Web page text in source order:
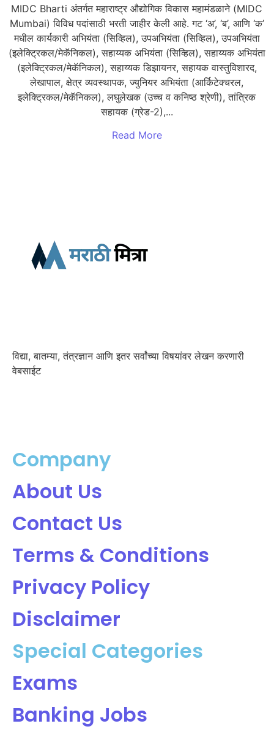
MIDC Bharti अंतर्गत महाराष्ट्र औद्योगिक विकास महामंडळाने (MIDC
Mumbai) विविध पदांसाठी भरती जाहीर केली आहे. गट ‘अ’, ‘ब’, आणि ‘क’
मधील कार्यकारी अभियंता (सिव्हिल), उपअभियंता (सिव्हिल), उपअभियंता
(इलेक्ट्रिकल/मेकॅनिकल), सहाय्यक अभियंता (सिव्हिल), सहाय्यक अभियंता
(इलेक्ट्रिकल/मेकॅनिकल), सहाय्यक डिझायनर, सहायक वास्तुविशारद,
लेखापाल, क्षेत्र व्यवस्थापक, ज्युनियर अभियंता (आर्किटेक्चरल,
इलेक्ट्रिकल/मेकॅनिकल), लघुलेखक (उच्च व कनिष्ठ श्रेणी), तांत्रिक
सहायक (ग्रेड-2),...
Read More
विद्या, बातम्या, तंत्रज्ञान आणि इतर सर्वांच्या विषयांवर लेखन करणारी
वेबसाईट
Company
About Us
Contact Us
Terms & Conditions
Privacy Policy
Disclaimer
Special Categories
Exams
Banking Jobs